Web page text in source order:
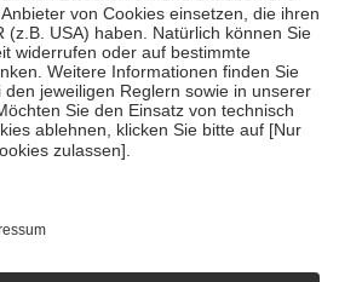
und Früherkennung, die von der
dass es sich um echte Bewertungen
hc/de/articles/4419944605341